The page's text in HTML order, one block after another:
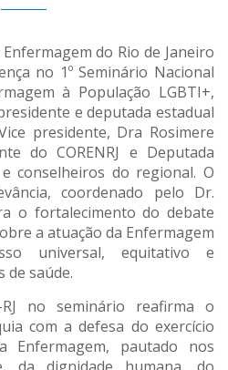
do Rio de Janeiro
no 1º Seminário Nacional
à População LGBTI+,
e deputada estadual
presidente, Dra Rosimere
do CORENRJ e Deputada
conselheiros do regional. O
coordenado pelo Dr.
o fortalecimento do debate
a atuação da Enfermagem
universal, equitativo e
de saúde.
no seminário reafirma o
com a defesa do exercício
Enfermagem, pautado nos